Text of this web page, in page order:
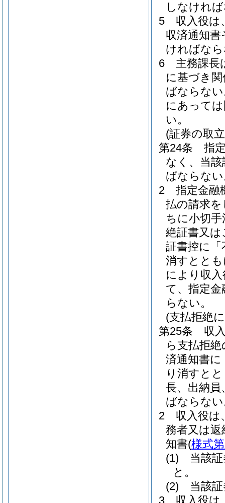
しなけれ
5
収入役は
収済通知
ければな
6
主務課長
に基づき
ばならな
にあって
い。
(証券の取
第24条
指
なく、当
ばならな
2
指定金融
払の請求
ちに小切手
絶証書又
証書控に
消すとと
により収
て、指定
らない。
(支払拒絶
第25条
収
ら支払拒
済通知書に
り消すと
長、出納員
ばならな
2
収入役は
務者又は
知書(様式
(1)
当該
と。
(2)
当該
3
収入役は